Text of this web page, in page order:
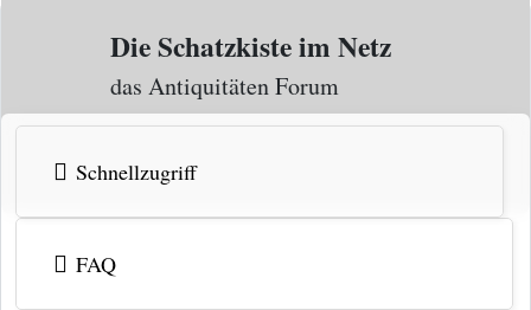
Zum Inhalt
Die Schatzkiste im Netz
das Antiquitäten Forum
Schnellzugriff
FAQ